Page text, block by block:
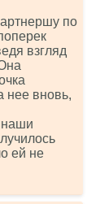
по
взгляд
нее вновь,
наши
ей не